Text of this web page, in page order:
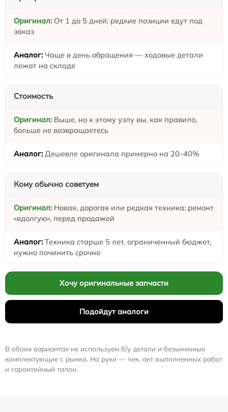
От 1 до 5 дней: редкие позиции едут под
заказ
Чаще в день обращения — ходовые детали
лежат на складе
Стоимость
Выше, но к этому узлу вы, как правило,
больше не возвращаетесь
Дешевле оригинала примерно на 20–40%
Кому обычно советуем
Новая, дорогая или редкая техника; ремонт
«вдолгую», перед продажей
Техника старше 5 лет, ограниченный бюджет,
нужно починить срочно
Хочу оригинальные запчасти
Подойдут аналоги
В обоих вариантах не используем б/у детали и безымянные
комплектующие с рынка. На руки — чек, акт выполненных работ
и гарантийный талон.